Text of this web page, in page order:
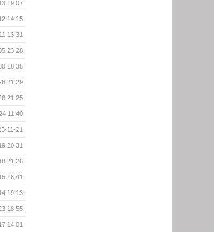
19:07
14:15
13:31
23:28
18:35
21:29
21:25
11:40
11-21
20:31
21:26
16:41
19:13
18:55
14:01